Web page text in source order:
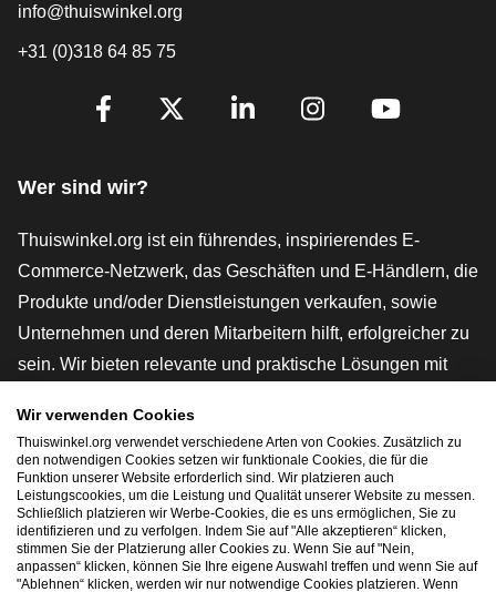
info@thuiswinkel.org
+31 (0)318 64 85 75
[_General:SocialMediaTitle]
Wer sind wir?
Thuiswinkel.org ist ein führendes, inspirierendes E-
Commerce-Netzwerk, das Geschäften und E-Händlern, die
Produkte und/oder Dienstleistungen verkaufen, sowie
Unternehmen und deren Mitarbeitern hilft, erfolgreicher zu
sein. Wir bieten relevante und praktische Lösungen mit
rechtlichen Instrumenten und Beratung,
Interessenvertretung, Marktforschung und verfügen über
eine eigene Bildungsplattform, die Thuiswinkel e-
Academy.
Wir verwenden Cookies
Thuiswinkel.org verwendet verschiedene Arten von Cookies. Zusätzlich zu
den notwendigen Cookies setzen wir funktionale Cookies, die für die
Funktion unserer Website erforderlich sind. Wir platzieren auch
Leistungscookies, um die Leistung und Qualität unserer Website zu messen.
Schließlich platzieren wir Werbe-Cookies, die es uns ermöglichen, Sie zu
identifizieren und zu verfolgen. Indem Sie auf "Alle akzeptieren“ klicken,
stimmen Sie der Platzierung aller Cookies zu. Wenn Sie auf "Nein,
anpassen“ klicken, können Sie Ihre eigene Auswahl treffen und wenn Sie auf
"Ablehnen“ klicken, werden wir nur notwendige Cookies platzieren. Wenn